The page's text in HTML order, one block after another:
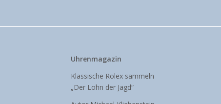
Uhrenmagazin
Klassische Rolex sammeln
„Der Lohn der Jagd“